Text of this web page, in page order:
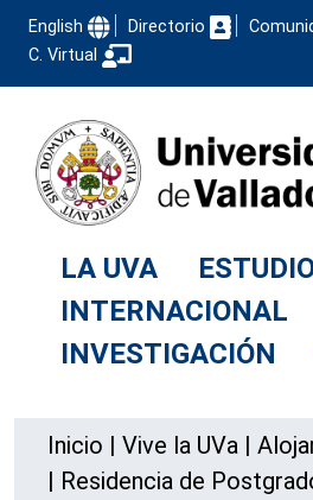
English Directorio
C. Virtual
LA UVA
INTERNACIONAL
INVESTIGACIÓN
Inicio | Vive la UVa |
| Residencia de